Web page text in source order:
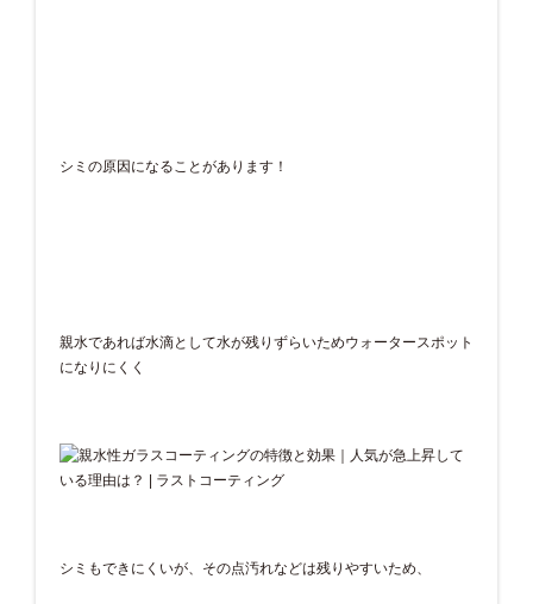
シミの原因になることがあります！
親水であれば水滴として水が残りずらいためウォータースポット
になりにくく
シミもできにくいが、その点汚れなどは残りやすいため、